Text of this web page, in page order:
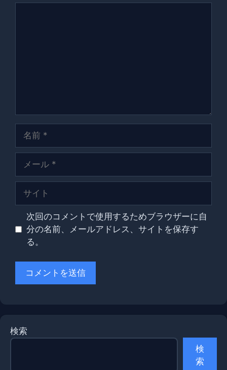
ル
次回のコメントで使用するためブラウザーに自
分の名前、メールアドレス、サイトを保存す
る。
検索
検
索